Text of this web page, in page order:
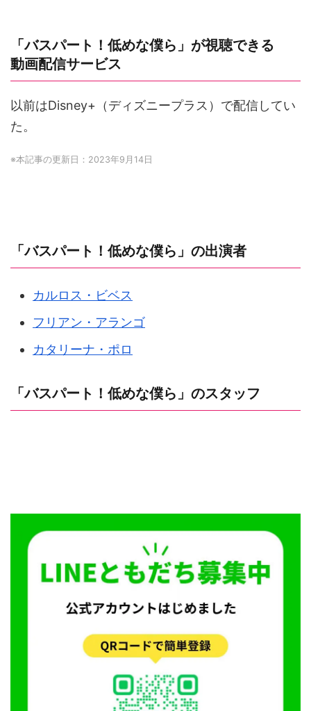
「バスパート！低めな僕ら」が視聴できる
動画配信サービス
以前はDisney+（ディズニープラス）で配信してい
た。
※本記事の更新日：2023年9月14日
「バスパート！低めな僕ら」の出演者
カルロス・ビベス
フリアン・アランゴ
カタリーナ・ポロ
「バスパート！低めな僕ら」のスタッフ